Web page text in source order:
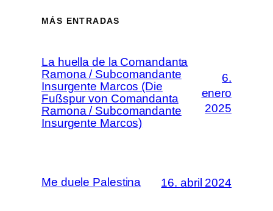
MÁS ENTRADAS
La huella de la Comandanta
Ramona / Subcomandante
Insurgente Marcos (Die
Fußspur von Comandanta
Ramona / Subcomandante
Insurgente Marcos)
6.
enero
2025
Me duele Palestina 16. abril 2024